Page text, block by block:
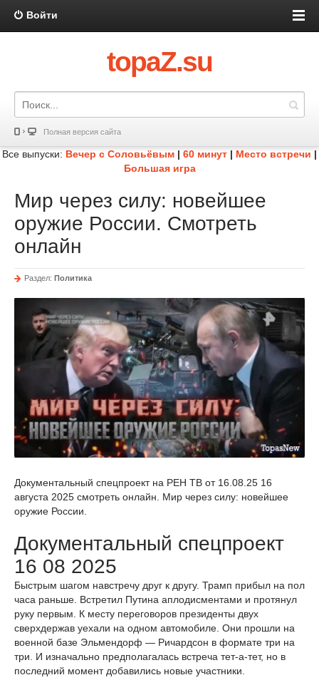
Войти
topaZ.su
Полная версия сайта
Все выпуски: Вечер с Соловьёвым | 60 минут | Место встречи |
Большая игра
Мир через силу: новейшее
оружие России. Смотреть
онлайн
Раздел: Политика
Документальный спецпроект на РЕН ТВ от 16.08.25 16
августа 2025 смотреть онлайн. Мир через силу: новейшее
оружие России.
Документальный спецпроект
16 08 2025
Быстрым шагом навстречу друг к другу. Трамп прибыл на пол
часа раньше. Встретил Путина аплодисментами и протянул
руку первым. К месту переговоров президенты двух
сверхдержав уехали на одном автомобиле. Они прошли на
военной базе Эльмендорф — Ричардсон в формате три на
три. И изначально предполагалась встреча тет-а-тет, но в
последний момент добавились новые участники.